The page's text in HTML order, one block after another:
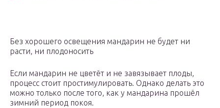
Без хорошего освещения мандарин не будет ни
расти, ни плодоносить
Если мандарин не цветёт и не завязывает плоды,
процесс стоит простимулировать. Однако делать это
можно только после того, как у мандарина прошёл
зимний период покоя.